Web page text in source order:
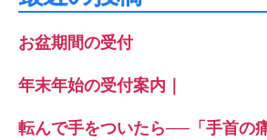
お盆期間の受付
年末年始の受付案内｜
転んで手をついたら──「手首の